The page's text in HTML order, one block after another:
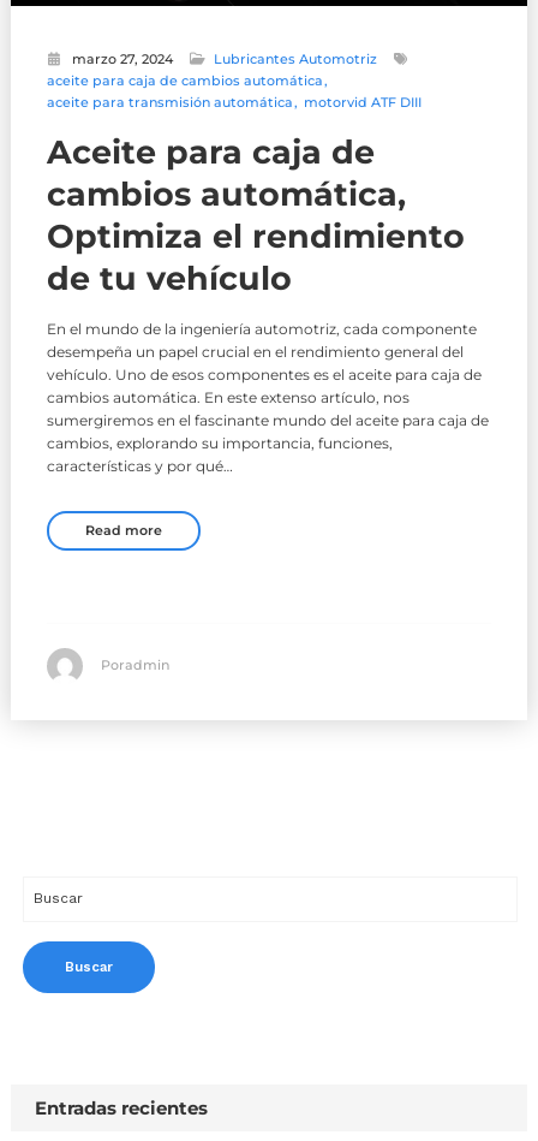
marzo 27, 2024
Lubricantes Automotriz
aceite para caja de cambios automática
aceite para transmisión automática
motorvid ATF DIII
Aceite para caja de
cambios automática,
Optimiza el rendimiento
de tu vehículo
En el mundo de la ingeniería automotriz, cada componente
desempeña un papel crucial en el rendimiento general del
vehículo. Uno de esos componentes es el aceite para caja de
cambios automática. En este extenso artículo, nos
sumergiremos en el fascinante mundo del aceite para caja de
cambios, explorando su importancia, funciones,
características y por qué…
Read more
Poradmin
Entradas recientes